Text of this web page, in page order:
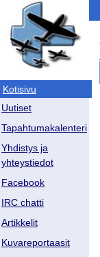
Kotisivu
Uutiset
Tapahtumakalenteri
Yhdistys ja
yhteystiedot
Facebook
IRC chatti
Artikkelit
Kuvareportaasit